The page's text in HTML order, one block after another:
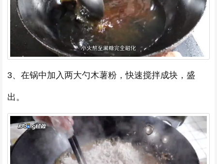
3、在锅中加入两大勺木薯粉，快速搅拌成块，盛
出。